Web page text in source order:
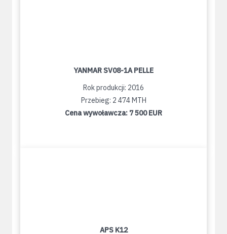
YANMAR SV08-1A PELLE
Rok produkcji: 2016
Przebieg: 2 474 MTH
Cena wywoławcza: 7 500 EUR
APS K12